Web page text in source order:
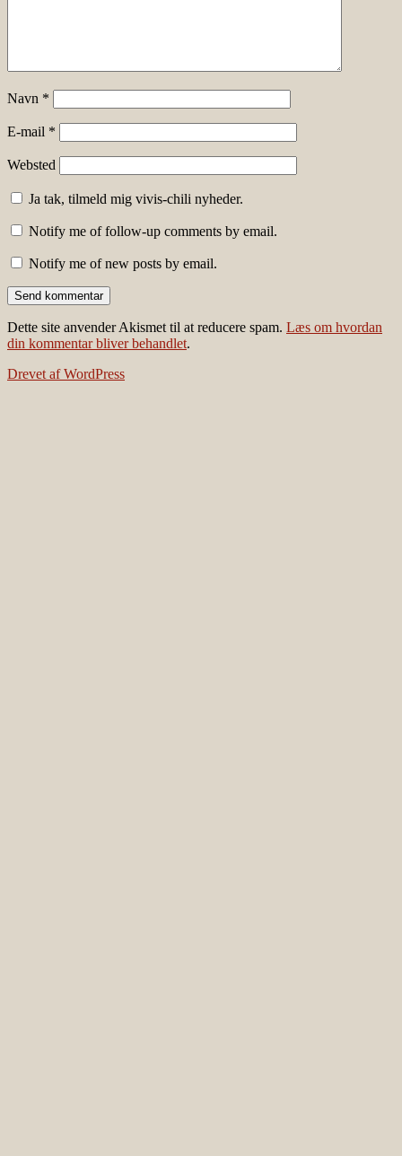
Navn *
E-mail *
Websted
Ja tak, tilmeld mig vivis-chili nyheder.
Notify me of follow-up comments by email.
Notify me of new posts by email.
Dette site anvender Akismet til at reducere spam. Læs om hvordan
din kommentar bliver behandlet.
Drevet af WordPress